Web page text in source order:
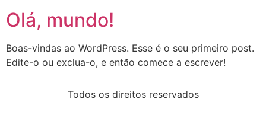
Olá, mundo!
Boas-vindas ao WordPress. Esse é o seu primeiro post.
Edite-o ou exclua-o, e então comece a escrever!
Todos os direitos reservados